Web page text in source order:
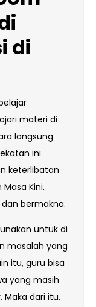
di
materi di
langsung
ini
keterlibatan
Kini.
bermakna.
untuk di
masalah yang
itu, guru bisa
yang masih
dari itu,